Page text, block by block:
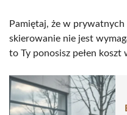
Pamiętaj, że w
skierowanie nie jest
to Ty ponosisz pełen koszt